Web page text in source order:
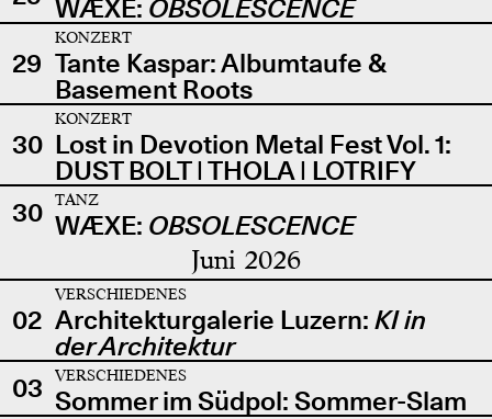
WÆXE: OBSOLESCENCE
29
KONZERT
Tante Kaspar: Albumtaufe &
Basement Roots
30
KONZERT
Lost in Devotion Metal Fest Vol. 1:
DUST BOLT | THOLA | LOTRIFY
30
TANZ
WÆXE: OBSOLESCENCE
Juni 2026
02
VERSCHIEDENES
Architekturgalerie Luzern: KI in
der Architektur
03
VERSCHIEDENES
Sommer im Südpol: Sommer-Slam